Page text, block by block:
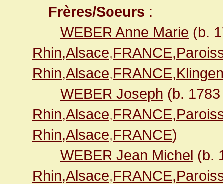
Frères/Soeurs :
WEBER Anne Marie (b.
WEBER Joseph (b.
Rhin,Alsace,FRANCE)
WEBER Jean Michel (b.